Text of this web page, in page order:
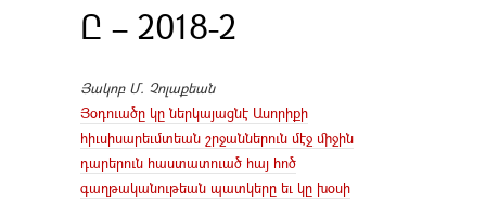
Ը – 2018-2
Յակոբ Մ. Չոլաքեան
Յօդուածը կը ներկայացնէ Ասորիքի
հիւսիսարեւմտեան շրջաններուն մէջ միջին
դարերուն հաստատուած հայ հոծ
գաղթականութեան պատկերը եւ կը խօսի